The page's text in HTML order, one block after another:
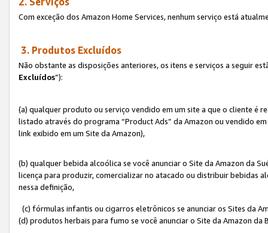
Com exceção dos Amazon Home Services, nenhum serviço está
3. Produtos Excluídos
Não obstante as disposições anteriores, os itens e serviços a seguir
Excluídos”):
(a) qualquer produto ou serviço vendido em um site a que o cliente é
listado através do programa “Product Ads” da Amazon ou vendido
link exibido em um Site da Amazon),
(b) qualquer bebida alcoólica se você anunciar o Site da Amazon da
licença para produzir, comercializar no atacado ou distribuir bebidas
nessa definição,
(c) fórmulas infantis ou cigarros eletrônicos se anunciar os Sites da
(d) produtos herbais para fumo se você anunciar o Site da Amazon da